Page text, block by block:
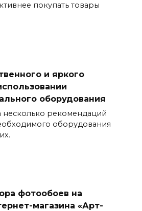
покупать товары
и яркого
оборудования
несколько рекомендаций
оборудования
фотообоев на
магазина «Арт-